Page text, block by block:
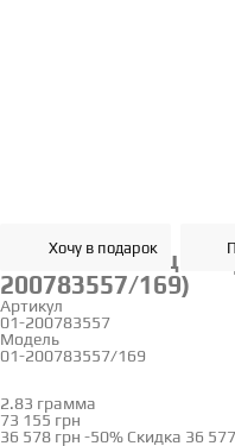
Хочу в подарок
Золотое кольцо с
200783557/169)
Артикул
01-200783557
Модель
01-200783557/169
2.83 грамма
73 155 грн
36 578 грн -50% Скидка 36